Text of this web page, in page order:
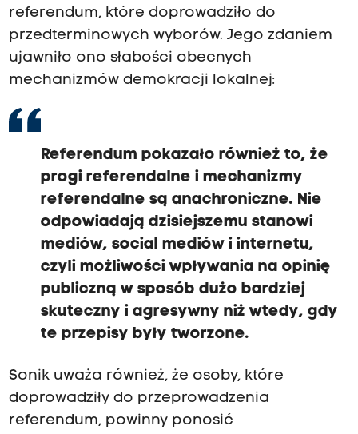
referendum, które doprowadziło do
przedterminowych wyborów. Jego zdaniem
ujawniło ono słabości obecnych
mechanizmów demokracji lokalnej:
Referendum pokazało również to, że
progi referendalne i mechanizmy
referendalne są anachroniczne. Nie
odpowiadają dzisiejszemu stanowi
mediów, social mediów i internetu,
czyli możliwości wpływania na opinię
publiczną w sposób dużo bardziej
skuteczny i agresywny niż wtedy, gdy
te przepisy były tworzone.
Sonik uważa również, że osoby, które
doprowadziły do przeprowadzenia
referendum, powinny ponosić